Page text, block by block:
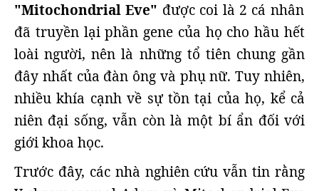
"Mitochondrial Eve" được coi là 2 cá nhân
đã truyền lại phần gene của họ cho hầu hết
loài người, nên là những tổ tiên chung gần
đây nhất của đàn ông và phụ nữ. Tuy nhiên,
nhiều khía cạnh về sự tồn tại của họ, kể cả
niên đại sống, vẫn còn là một bí ẩn đối với
giới khoa học.
Trước đây, các nhà nghiên cứu vẫn tin rằng